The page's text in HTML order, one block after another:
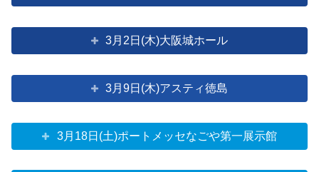
3月2日(木)大阪城ホール
3月9日(木)アスティ徳島
3月18日(土)ポートメッセなごや第一展示館